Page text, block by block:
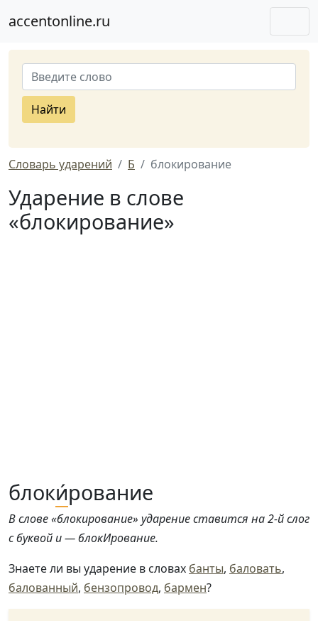
accentonline.ru
Найти
Словарь ударений Б блокирование
Ударение в слове
«блокирование»
блоки́рование
В слове «блокирование» ударение ставится на 2-й слог
с буквой и — блокИрование.
Знаете ли вы ударение в словах банты, баловать,
балованный, бензопровод, бармен?